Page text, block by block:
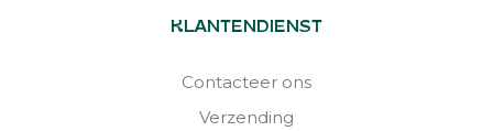
KLANTENDIENST
Contacteer ons
Verzending